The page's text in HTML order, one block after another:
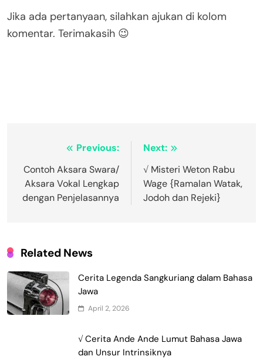
Jika ada pertanyaan, silahkan ajukan di kolom
komentar. Terimakasih 😉
Navigasi
pos
Previous:
Contoh Aksara Swara/
Aksara Vokal Lengkap
dengan Penjelasannya
Next:
√ Misteri Weton Rabu
Wage {Ramalan Watak,
Jodoh dan Rejeki}
Related News
Cerita Legenda Sangkuriang dalam Bahasa
Jawa
April 2, 2026
√ Cerita Ande Ande Lumut Bahasa Jawa
dan Unsur Intrinsiknya